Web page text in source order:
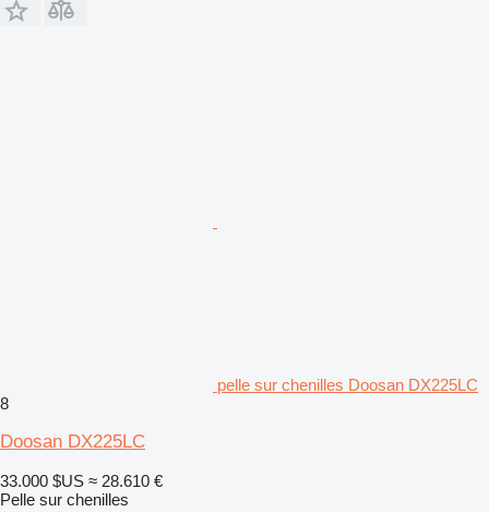
pelle sur chenilles Doosan DX225LC
8
Doosan DX225LC
33.000 $US ≈ 28.610 €
Pelle sur chenilles